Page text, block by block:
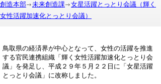
創造本部
未来創造課
女星活躍とっとり会議（輝く
女性活躍加速化とっとり会議）
鳥取県の経済界が中心となって、女性の活躍を推進
する官民連携組織「輝く女性活躍加速化とっとり会
議」を発足し、平成２９年５月２２日に「女星活躍
とっとり会議」に改称しました。